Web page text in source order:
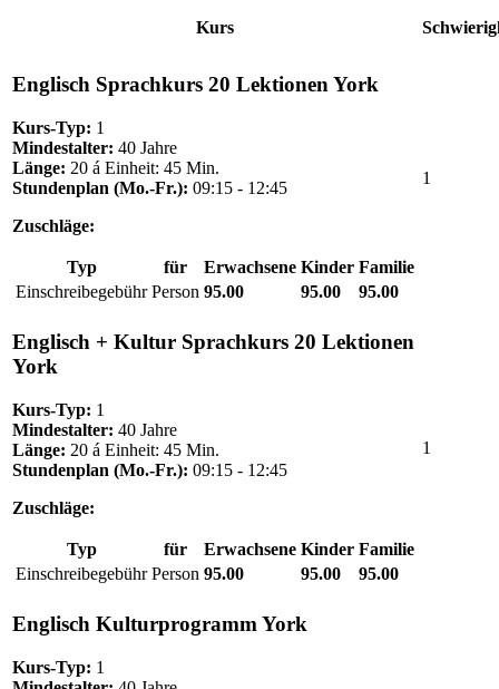
Kurs
Englisch Sprachkurs 20 Lektionen York
Kurs-Typ: 1
Mindestalter: 40 Jahre
Länge: 20 á Einheit: 45 Min.
Stundenplan (Mo.-Fr.): 09:15 - 12:45
Zuschläge:
Typ für Erwachsene Kinder Familie
Einschreibegebühr Person 95.00 95.00 95.00
1
Englisch + Kultur Sprachkurs 20 Lektionen
York
Kurs-Typ: 1
Mindestalter: 40 Jahre
Länge: 20 á Einheit: 45 Min.
Stundenplan (Mo.-Fr.): 09:15 - 12:45
Zuschläge:
Typ für Erwachsene Kinder Familie
Einschreibegebühr Person 95.00 95.00 95.00
1
Englisch Kulturprogramm York
Kurs-Typ: 1